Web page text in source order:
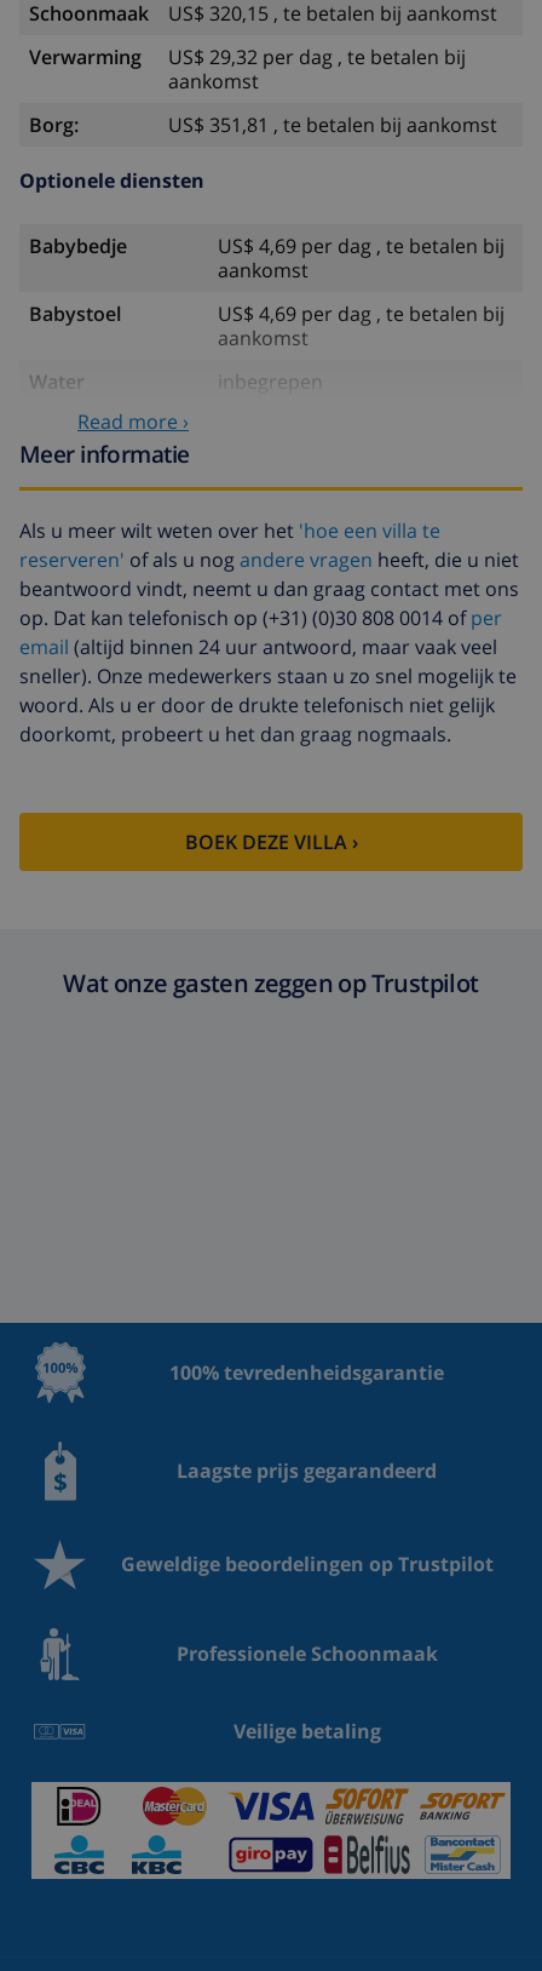
Schoonmaak
US$ 320,15 , te betalen bij aankomst
Verwarming
US$ 29,32 per dag , te betalen bij
aankomst
Borg:
US$ 351,81 , te betalen bij aankomst
Optionele diensten
Babybedje
US$ 4,69 per dag , te betalen bij
aankomst
Babystoel
US$ 4,69 per dag , te betalen bij
aankomst
Water
inbegrepen
Electriciteit
Gas
aankomst
Extra bed
US$ 14,07 per dag , te betalen
bij aankomst
Extra beddengoed
US$ 17,59 per persoon , te
betalen bij aankomst
Extra handdoeken
US$ 8,80 per persoon , te
betalen bij aankomst
(US$ 52,77/HOUR)
Read more ›
Meer informatie
Als u meer wilt weten over het 'hoe een villa te
reserveren' of als u nogandere vragen heeft, die u niet
beantwoord vindt, neemt u dan graag contact met ons
op. Dat kan telefonisch op (+31) (0)30 808 0014 ofper
email (altijd binnen 24 uur antwoord, maar vaak veel
sneller). Onze medewerkers staan u zo snel mogelijk te
woord. Als u er door de drukte telefonisch niet gelijk
doorkomt, probeert u het dan graag nogmaals.
BOEK DEZE VILLA ›
Wat onze gasten zeggen op Trustpilot
100% tevredenheidsgarantie
Laagste prijs gegarandeerd
Geweldige beoordelingen op Trustpilot
Professionele Schoonmaak
Veilige betaling